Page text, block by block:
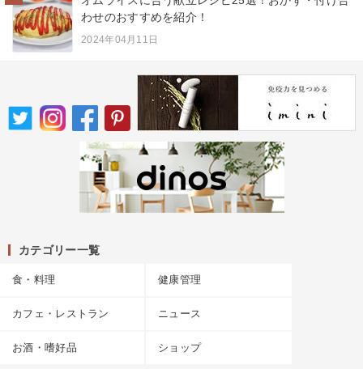
わせのおすすめを紹介！
2024年04月11日
カテゴリー一覧
食・料理 健康管理
カフェ・レストラン ニュース
お酒・嗜好品 ショップ